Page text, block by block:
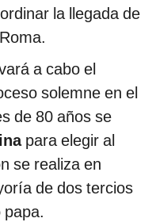
la llegada de
a cabo el
solemne en el
de 80 años se
para elegir al
se realiza en
de dos tercios
papa.